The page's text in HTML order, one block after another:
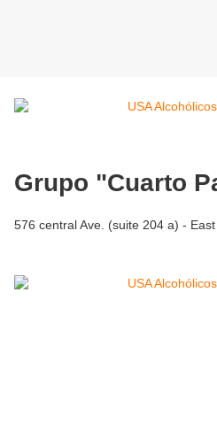
Grupo "Cuarto
576 central Ave. (suite 204 a) -